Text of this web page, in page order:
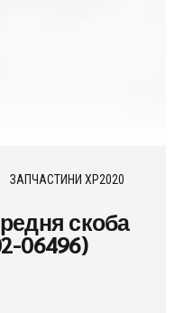
ЗАПЧАСТИНИ XP2020
скоба
06496)